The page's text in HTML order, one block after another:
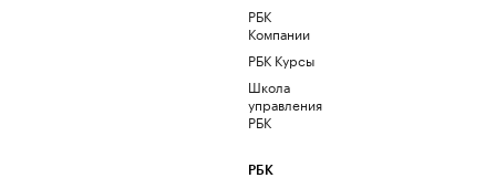
РБК
Компании
РБК Курсы
Школа
управления
РБК
РБК